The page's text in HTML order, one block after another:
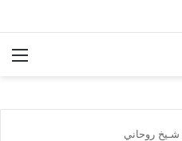
شـيخ روحاني